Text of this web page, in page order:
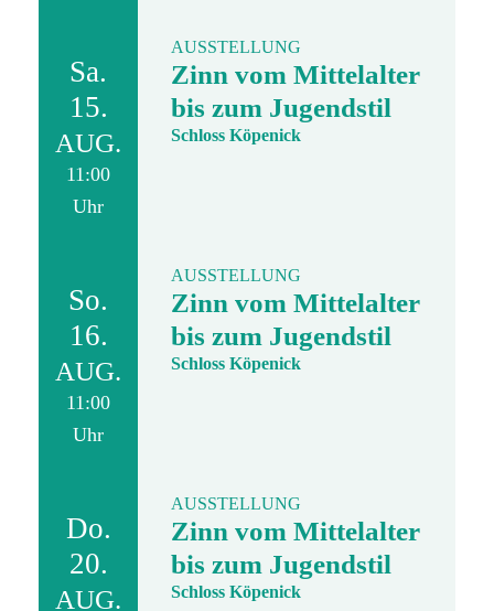
Sa.
15.
AUG.
11:00
Uhr
AUSSTELLUNG
Zinn vom Mittelalter
bis zum Jugendstil
Schloss Köpenick
So.
16.
AUG.
11:00
Uhr
AUSSTELLUNG
Zinn vom Mittelalter
bis zum Jugendstil
Schloss Köpenick
Do.
20.
AUG.
AUSSTELLUNG
Zinn vom Mittelalter
bis zum Jugendstil
Schloss Köpenick